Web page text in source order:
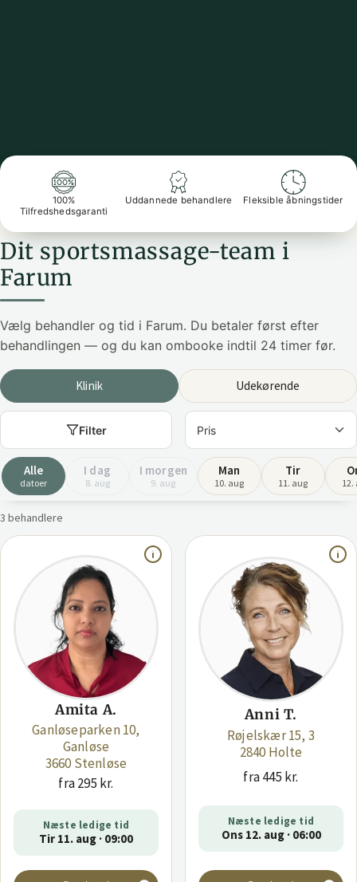
100%
Tilfredshedsgaranti
Uddannede behandlere Fleksible åbningstider
Dit sportsmassage-team i
Farum
Vælg behandler og tid i Farum. Du betaler først efter
behandlingen — og du kan ombooke indtil 24 timer før.
Klinik Udekørende
Filter
Alle
datoer
I dag
8. aug
I morgen
9. aug
Man
10. aug
Tir
11. aug 12.
3 behandlere
Amita A.
Ganløseparken 10,
Ganløse
3660 Stenløse
fra 295 kr.
Næste ledige tid
Tir 11. aug · 09:00
Anni T.
Røjelskær 15, 3
2840 Holte
fra 445 kr.
Næste ledige tid
Ons 12. aug · 06:00